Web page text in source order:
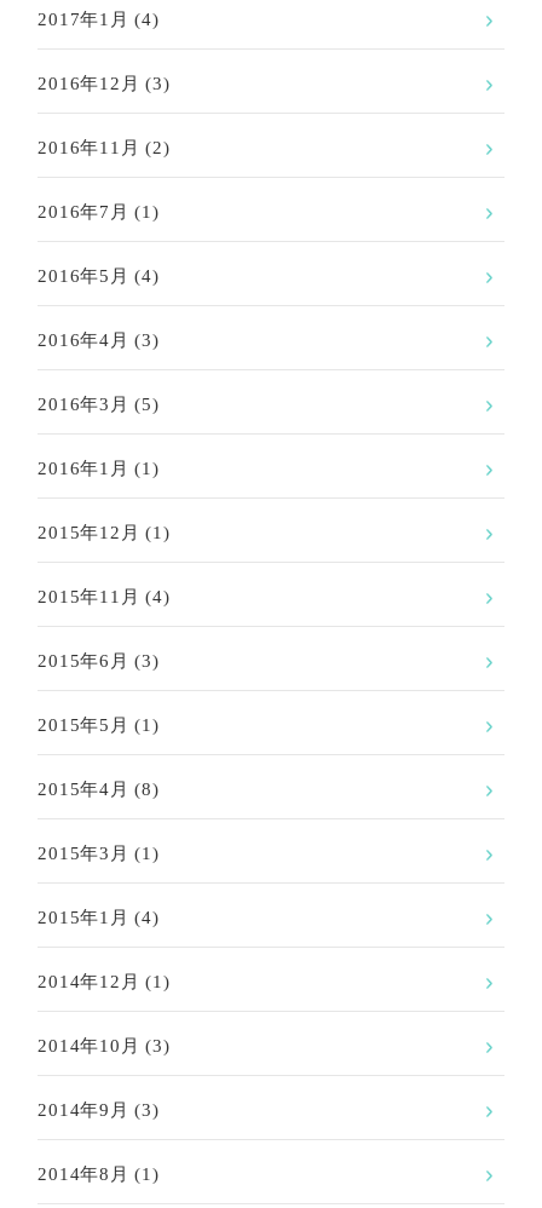
2017年1月 (4)
2016年12月 (3)
2016年11月 (2)
2016年7月 (1)
2016年5月 (4)
2016年4月 (3)
2016年3月 (5)
2016年1月 (1)
2015年12月 (1)
2015年11月 (4)
2015年6月 (3)
2015年5月 (1)
2015年4月 (8)
2015年3月 (1)
2015年1月 (4)
2014年12月 (1)
2014年10月 (3)
2014年9月 (3)
2014年8月 (1)